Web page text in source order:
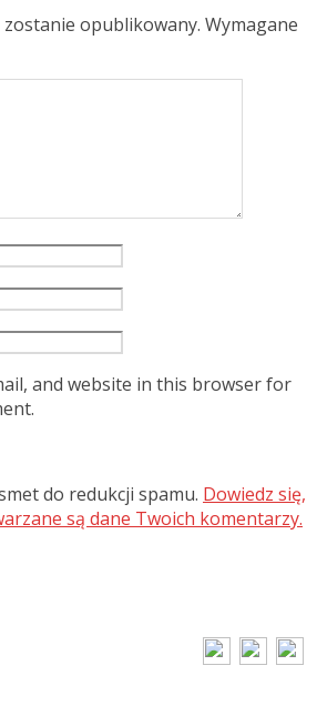
opublikowany. Wymagane
and website in this browser for
do redukcji spamu. Dowiedz się,
są dane Twoich komentarzy.